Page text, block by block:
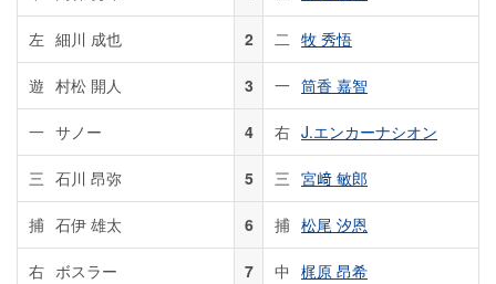
左 細川 成也 2 二 牧 秀悟
遊 村松 開人 3 一 筒香 嘉智
一 サノー 4 右 J.エンカーナシオン
三 石川 昂弥 5 三 宮﨑 敏郎
捕 石伊 雄太 6 捕 松尾 汐恩
右 ボスラー 7 中 梶原 昂希